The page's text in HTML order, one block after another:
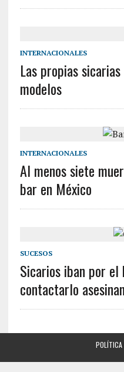
INTERNACIONALES
Las propias
modelos
INTERNACIONALES
Al menos siete
bar en México
SUCESOS
Sicarios iban por
contactarlo
POLÍTICA